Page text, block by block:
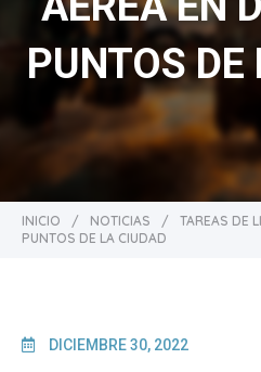
PUNTOS
INICIO / NOTICIAS /
TAREAS DE
PUNTOS DE LA CIUDAD
DICIEMBRE 30, 2022